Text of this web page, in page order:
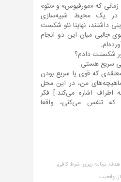
زمانی که «مورفیوس» و «نئو»
در یک محیط شبیه‌سازی
داشتند، نهایتا نئو شکست
جالبی میان این دو انجام
شکستت دادم؟
سریع هستی.
که قوی یا سریع بودن
من، در این محل
اطراف اشاره می‌کند.] فکر
تنفس می‌کنی، واقعا
هدف,برنامه ریزی, شرط کافی,
واقعیت